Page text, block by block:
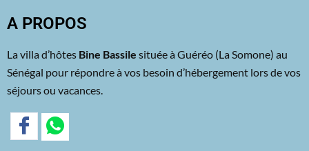
A PROPOS
La villa d’hôtes Bine Bassile située à Guéréo (La Somone) au
Sénégal pour répondre à vos besoin d’hébergement lors de vos
séjours ou vacances.